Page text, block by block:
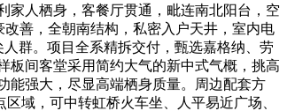
家人栖身，客餐厅贯通，毗连南北阳台，空
善，全朝南结构，私密入户天井，室内电
群。项目全系精拆交付，甄选嘉格纳、劳
板间客堂采用简约大气的新中式气概，挑高
能强大，尽显高端栖身质量。周边配套方
域，可中转虹桥火车坐、人平易近广场、